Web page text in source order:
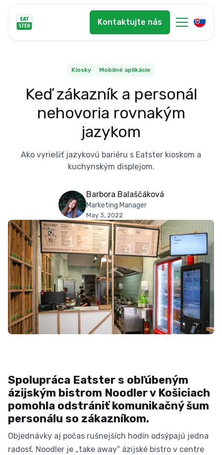
Kontaktujte nás
Kiosky Mobilné aplikácie
Keď zákazník a personál
nehovoria rovnakým
jazykom
Ako vyriešiť jazykovú bariéru s Eatster kioskom a
kuchynským displejom.
Barbora Balaščáková
Marketing Manager
May 3, 2022
Spolupráca Eatster s obľúbeným
ázijským bistrom Noodler v Košiciach
pomohla odstrániť komunikačný šum
personálu so zákazníkom.
Objednávky aj počas rušnejších hodín odsýpajú jedna
radosť. Noodler je „take away“ ázijské bistro v centre